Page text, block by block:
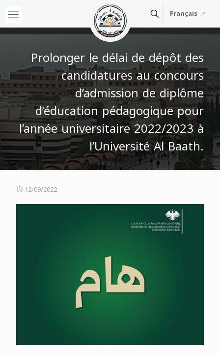
Français
Prolonger le délai de dépôt des
candidatures au concours
d’admission de diplôme
d’éducation pédagogique pour
l’année universitaire 2022/2023 à
l’Université Al Baath.
12/09/2022